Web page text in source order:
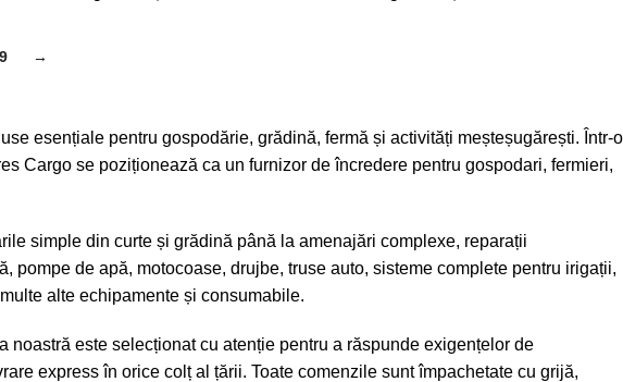
9 →
esențiale pentru gospodărie, grădină, fermă și activități meșteșugărești. Într-o
Cargo se poziționează ca un furnizor de încredere pentru gospodari, fermieri,
simple din curte și grădină până la amenajări complexe, reparații
de apă, motocoase, drujbe, truse auto, sisteme complete pentru irigații,
alte echipamente și consumabile.
este selecționat cu atenție pentru a răspunde exigențelor de
express în orice colț al țării. Toate comenzile sunt împachetate cu grijă,